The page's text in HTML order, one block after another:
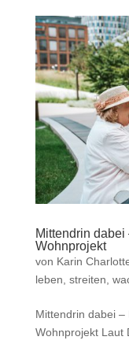
Mittendrin
Wohnprojekt
von Karin
leben, streiten,
Mittendrin dabei
Wohnprojekt Laut